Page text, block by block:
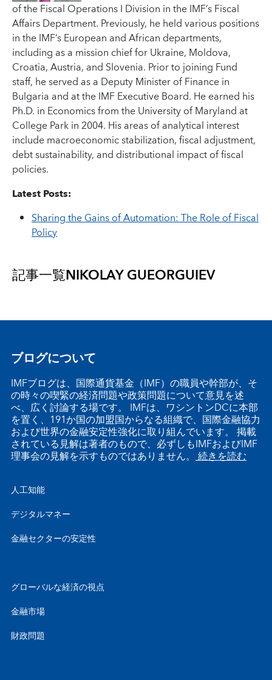
of the Fiscal Operations I Division in the IMF’s Fiscal
Affairs Department. Previously, he held various positions
in the IMF’s European and African departments,
including as a mission chief for Ukraine, Moldova,
Croatia, Austria, and Slovenia. Prior to joining Fund
staff, he served as a Deputy Minister of Finance in
Bulgaria and at the IMF Executive Board. He earned his
Ph.D. in Economics from the University of Maryland at
College Park in 2004. His areas of analytical interest
include macroeconomic stabilization, fiscal adjustment,
debt sustainability, and distributional impact of fiscal
policies.
Latest Posts:
Sharing the Gains of Automation: The Role of Fiscal
Policy
記事一覧NIKOLAY GUEORGUIEV
ブログについて
IMFブログは、国際通貨基金（IMF）の職員や幹部が、そ
の時々の喫緊の経済問題や政策問題について意見を述
べ、広く討論する場です。 IMFは、ワシントンDCに本部
を置く、191か国の加盟国からなる組織で、国際金融協力
および世界の金融安定性強化に取り組んでいます。 掲載
されている見解は著者のもので、必ずしもIMFおよびIMF
理事会の見解を示すものではありません。 続きを読む
人工知能
デジタルマネー
金融セクターの安定性
グローバルな経済の視点
金融市場
財政問題